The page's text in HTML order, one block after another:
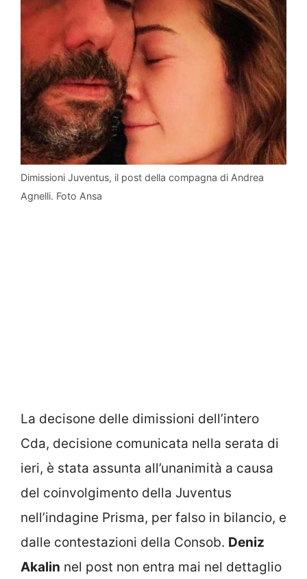
Dimissioni Juventus, il post della compagna di Andrea
Agnelli. Foto Ansa
La decisone delle dimissioni dell’intero
Cda, decisione comunicata nella serata di
ieri, è stata assunta all’unanimità a causa
del coinvolgimento della Juventus
nell’indagine Prisma, per falso in bilancio, e
dalle contestazioni della Consob. Deniz
Akalin nel post non entra mai nel dettaglio